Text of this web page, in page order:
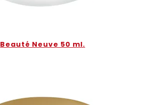
Beauté Neuve 50 ml.